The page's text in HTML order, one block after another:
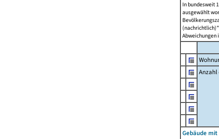
In bundesweit
ausgewählt
Abweichungen
Anzahl
Gebäude